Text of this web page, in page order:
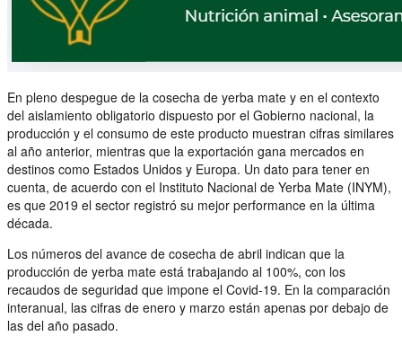
En pleno despegue de la cosecha de yerba mate y en el contexto
del aislamiento obligatorio dispuesto por el Gobierno nacional, la
producción y el consumo de este producto muestran cifras similares
al año anterior, mientras que la exportación gana mercados en
destinos como Estados Unidos y Europa. Un dato para tener en
cuenta, de acuerdo con el Instituto Nacional de Yerba Mate (INYM),
es que 2019 el sector registró su mejor performance en la última
década.
Los números del avance de cosecha de abril indican que la
producción de yerba mate está trabajando al 100%, con los
recaudos de seguridad que impone el Covid-19. En la comparación
interanual, las cifras de enero y marzo están apenas por debajo de
las del año pasado.